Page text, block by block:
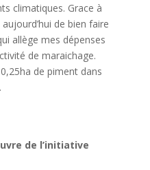
climatiques. Grace à
de bien faire
allège mes dépenses
de maraichage.
de piment dans
de l’initiative